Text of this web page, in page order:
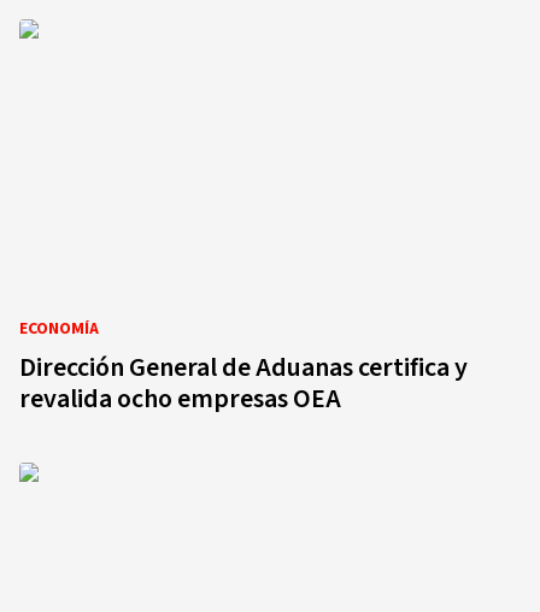
ECONOMÍA
Dirección General de Aduanas certifica y
revalida ocho empresas OEA